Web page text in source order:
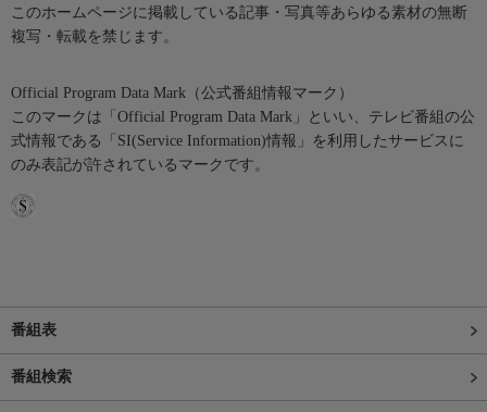
このホームページに掲載している記事・写真等あらゆる素材の無断
複写・転載を禁じます。
Official Program Data Mark（公式番組情報マーク）
このマークは「Official Program Data Mark」といい、テレビ番組の公
式情報である「SI(Service Information)情報」を利用したサービスに
のみ表記が許されているマークです。
番組表
番組検索